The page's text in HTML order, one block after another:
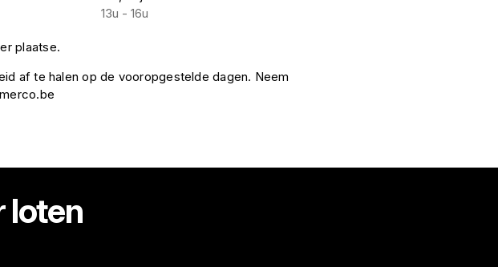
13u - 16u
plaatse.
af te halen op de vooropgestelde dagen. Neem
loten